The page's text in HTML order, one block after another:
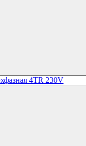
4TR 230V